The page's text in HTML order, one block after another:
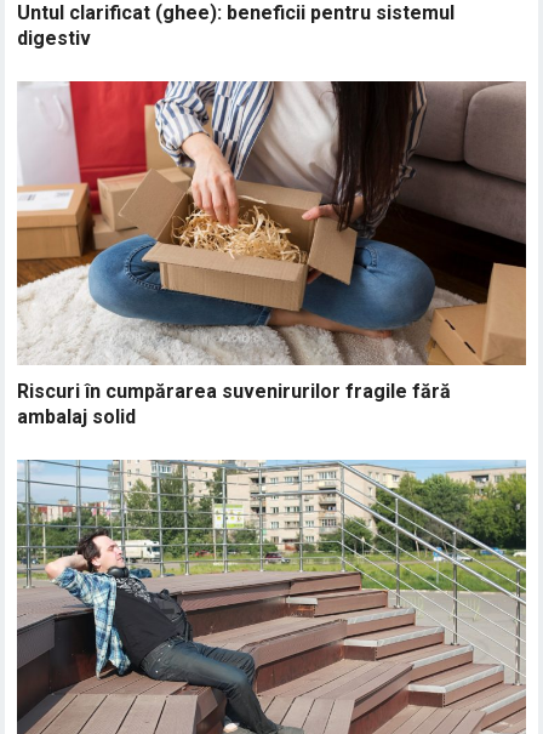
Untul clarificat (ghee): beneficii pentru sistemul
digestiv
Riscuri în cumpărarea suvenirurilor fragile fără
ambalaj solid